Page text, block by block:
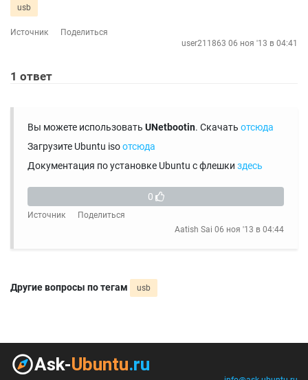
usb
Источник
Поделиться
user211863 06 ноя '13 в 04:41
1 ответ
Вы можете использовать UNetbootin. Скачать отсюда
Загрузите Ubuntu isoотсюда
Документация по установке Ubuntu с флешки здесь
0
Источник
Поделиться
Aatish Sai 06 ноя '13 в 04:44
Другие вопросы по тегам usb